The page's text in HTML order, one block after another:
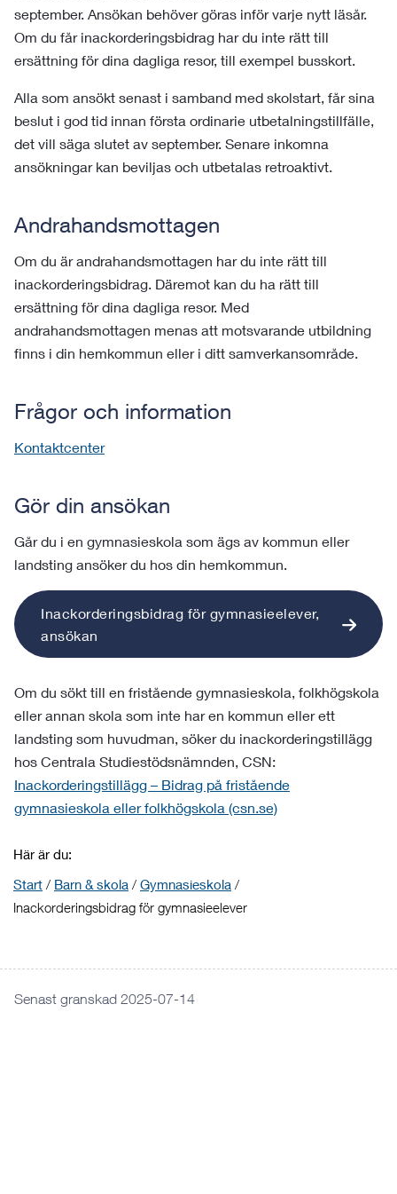
september. Ansökan behöver göras inför varje nytt läsår.
Om du får inackorderingsbidrag har du inte rätt till
ersättning för dina dagliga resor, till exempel busskort.
Alla som ansökt senast i samband med skolstart, får sina
beslut i god tid innan första ordinarie utbetalningstillfälle,
det vill säga slutet av september. Senare inkomna
ansökningar kan beviljas och utbetalas retroaktivt.
Andrahandsmottagen
Om du är andrahandsmottagen har du inte rätt till
inackorderingsbidrag. Däremot kan du ha rätt till
ersättning för dina dagliga resor. Med
andrahandsmottagen menas att motsvarande utbildning
finns i din hemkommun eller i ditt samverkansområde.
Frågor och information
Kontaktcenter
Gör din ansökan
Går du i en gymnasieskola som ägs av kommun eller
landsting ansöker du hos din hemkommun.
Inackorderingsbidrag för gymnasieelever,
ansökan
Om du sökt till en fristående gymnasieskola, folkhögskola
eller annan skola som inte har en kommun eller ett
landsting som huvudman, söker du inackorderingstillägg
hos Centrala Studiestödsnämnden, CSN:
Inackorderingstillägg – Bidrag på fristående
gymnasieskola eller folkhögskola (csn.se)
Här är du:
Start / Barn & skola / Gymnasieskola /
Inackorderingsbidrag för gymnasieelever
Senast granskad 2025-07-14